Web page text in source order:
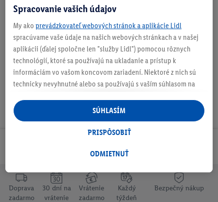
O produkte
Doprava
zadarmo
30 dní na
vrátenie
Vrátenie
zadarmo
Každý
týždeň
Bezpečný nákup
Spracovanie vašich údajov
My ako prevádzkovateľ webových stránok a aplikácie Lidl
spracúvame vaše údaje na našich webových stránkach a v našej
aplikácii (ďalej spoločne len "služby Lidl") pomocou rôznych
technológií, ktoré sa používajú na ukladanie a prístup k
informáciám vo vašom koncovom zariadení. Niektoré z nich sú
technicky nevyhnutné alebo sa používajú s vaším súhlasom na
personalizovanú reklamu v rámci služieb Lidl aj mimo nich. Ak
ste účastníkom programu Lidl Plus, na tieto účely sa spracúvajú
aj údaje z vášho nákupného správania v obchode.
následne si vytvoríte účet Lidl Plus alebo sa prihlásite do svojho
tiež vytvoriť špeciálny online identifikátor z e-mailovej adresy,
ktorú tam uvediete, aby sme vás mohli rozpoznať v službách
prevádzkovaných tretími stranami a zobrazovať vám
ODMIETNUŤ
PRISPÔSOBIŤ
SÚHLASÍM